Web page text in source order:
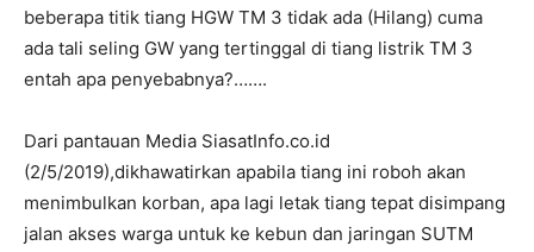
beberapa titik tiang HGW TM 3 tidak ada (Hilang) cuma
ada tali seling GW yang tertinggal di tiang listrik TM 3
entah apa penyebabnya?…….
Dari pantauan Media SiasatInfo.co.id
(2/5/2019),dikhawatirkan apabila tiang ini roboh akan
menimbulkan korban, apa lagi letak tiang tepat disimpang
jalan akses warga untuk ke kebun dan jaringan SUTM